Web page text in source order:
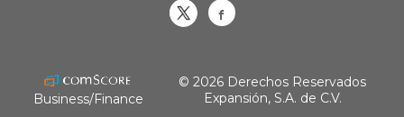
Business/Finance
© 2026 Derechos Reservados
Expansión, S.A. de C.V.